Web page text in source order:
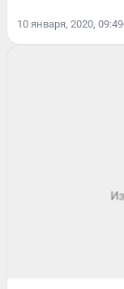
10 января, 2020, 09:49